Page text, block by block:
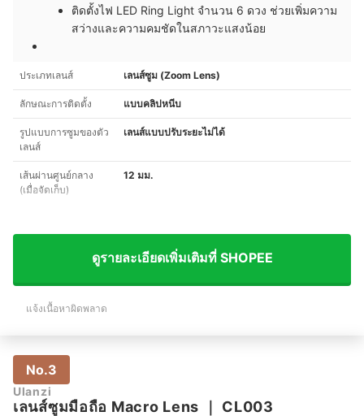
ติดตั้งไฟ LED Ring Light จำนวน 6 ดวง ช่วยเพิ่มความ
สว่างและความคมชัดในสภาวะแสงน้อย
ประเภทเลนส์ เลนส์ซูม (Zoom Lens)
ลักษณะการติดตั้ง แบบคลิปหนีบ
รูปแบบการซูมของตัว
เลนส์
เลนส์แบบปรับระยะไม่ได้
เส้นผ่านศูนย์กลาง
(เมื่อจัดเก็บ)
12 มม.
ดูรายละเอียดเพิ่มเติมที่ SHOPEE
แจ้งเนื้อหาผิดพลาด
No.3
Ulanzi
เลนส์ซูมมือถือ Macro Lens ｜ CL003